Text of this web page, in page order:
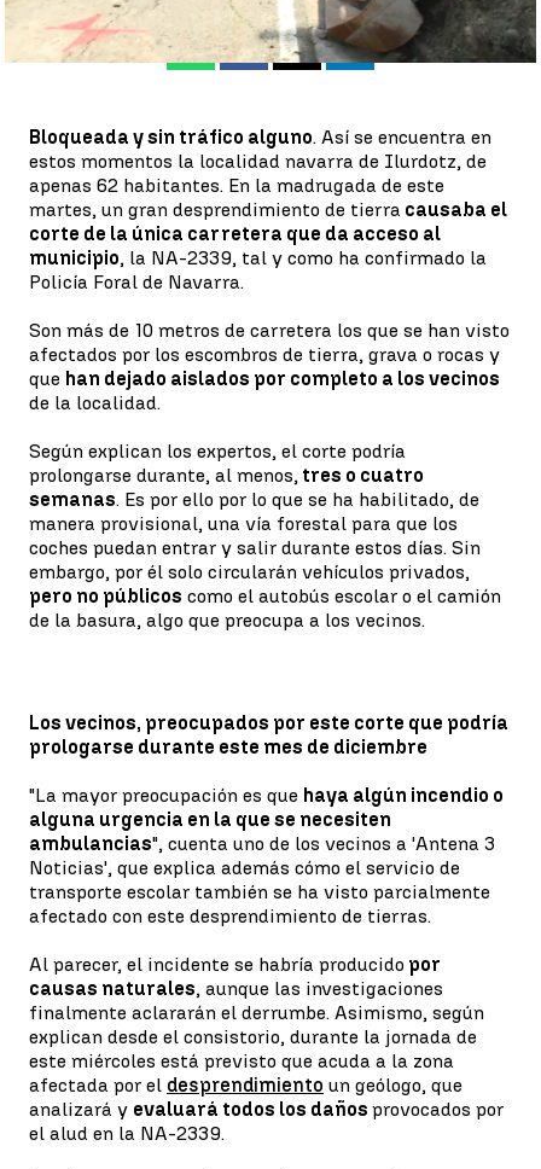
WhatsappFacebook
X Linkedin
Bloqueada y sin tráfico alguno. Así se encuentra en
estos momentos la localidad navarra de Ilurdotz, de
apenas 62 habitantes. En la madrugada de este
martes, un gran desprendimiento de tierra causaba el
corte de la única carretera que da acceso al
municipio, la NA-2339, tal y como ha confirmado la
Policía Foral de Navarra.
Son más de 10 metros de carretera los que se han visto
afectados por los escombros de tierra, grava o rocas y
que han dejado aislados por completo a los vecinos
de la localidad.
Según explican los expertos, el corte podría
prolongarse durante, al menos, tres o cuatro
semanas. Es por ello por lo que se ha habilitado, de
manera provisional, una vía forestal para que los
coches puedan entrar y salir durante estos días. Sin
embargo, por él solo circularán vehículos privados,
pero no públicos como el autobús escolar o el camión
de la basura, algo que preocupa a los vecinos.
Los vecinos, preocupados por este corte que podría
prologarse durante este mes de diciembre
"La mayor preocupación es que haya algún incendio o
alguna urgencia en la que se necesiten
ambulancias", cuenta uno de los vecinos a 'Antena 3
Noticias', que explica además cómo el servicio de
transporte escolar también se ha visto parcialmente
afectado con este desprendimiento de tierras.
Al parecer, el incidente se habría producido por
causas naturales, aunque las investigaciones
finalmente aclararán el derrumbe. Asimismo, según
explican desde el consistorio, durante la jornada de
este miércoles está previsto que acuda a la zona
afectada por el desprendimiento un geólogo, que
analizará y evaluará todos los daños provocados por
el alud en la NA-2339.